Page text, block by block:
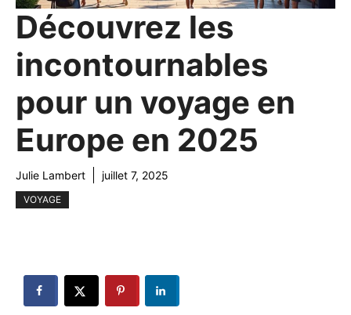
Découvrez les
incontournables
pour un voyage en
Europe en 2025
Julie Lambert juillet 7, 2025
VOYAGE